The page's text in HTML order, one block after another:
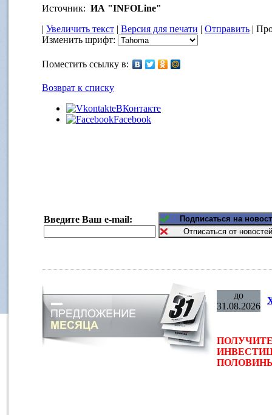
Источник: ИА "INFOLine"
| Увеличить текст | Версия для печати | Отправить |
Изменить шрифт:
Поместить ссылку в:
Возврат к списку
ВКонтакте
Facebook
Введите Ваш e-mail:
до
31.08.2026
ПОЛОВИНЫ